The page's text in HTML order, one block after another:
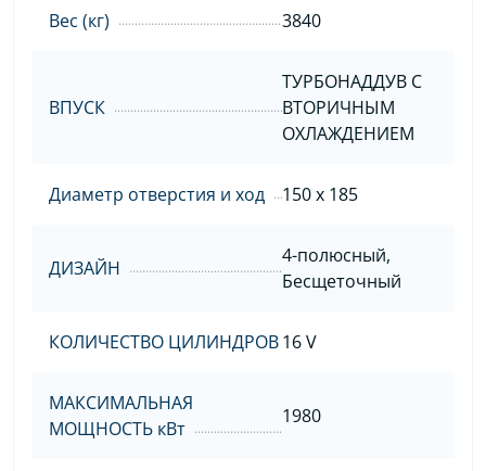
Вес (кг) 3840
ВПУСК
ТУРБОНАДДУВ С
ВТОРИЧНЫМ
ОХЛАЖДЕНИЕМ
Диаметр отверстия и ход 150 x 185
ДИЗАЙН
4-полюсный,
Бесщеточный
КОЛИЧЕСТВО ЦИЛИНДРОВ16 V
МАКСИМАЛЬНАЯ
МОЩНОСТЬ кВт
1980